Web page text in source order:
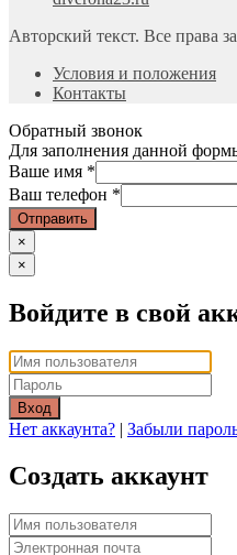
Авторский текст. Все права
Условия и положения
Контакты
Обратный звонок
Для заполнения данной
Ваше имя *
Ваш телефон *
Отправить
×
×
Войдите в свой
Вход
Нет аккаунта? | Забыли
Создать аккаунт